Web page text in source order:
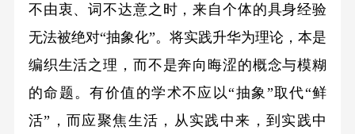
不由衷、词不达意之时，来自个体的具身经验
无法被绝对“抽象化”。将实践升华为理论，本是
编织生活之理，而不是奔向晦涩的概念与模糊
的命题。有价值的学术不应以“抽象”取代“鲜
活”，而应聚焦生活，从实践中来，到实践中